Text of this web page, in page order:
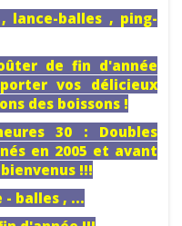
lance-balles , ping-
de fin d'année
vos délicieux
des boissons !
30 : Doubles
en 2005 et avant
!!!
- balles , ...